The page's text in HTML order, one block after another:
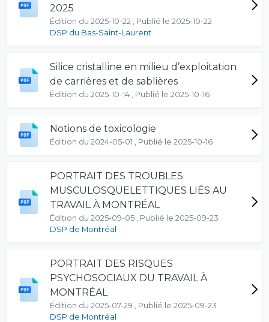
2025
Édition du 2025-10-22 , Publié le 2025-10-22
DSP du Bas-Saint-Laurent
Silice cristalline en milieu d’exploitation
de carrières et de sablières
Édition du 2025-10-14 , Publié le 2025-10-16
Notions de toxicologie
Édition du 2024-05-01 , Publié le 2025-10-16
PORTRAIT DES TROUBLES
MUSCULOSQUELETTIQUES LIÉS AU
TRAVAIL À MONTRÉAL
Édition du 2025-09-05 , Publié le 2025-09-23
DSP de Montréal
PORTRAIT DES RISQUES
PSYCHOSOCIAUX DU TRAVAIL À
MONTRÉAL
Édition du 2025-07-29 , Publié le 2025-09-23
DSP de Montréal